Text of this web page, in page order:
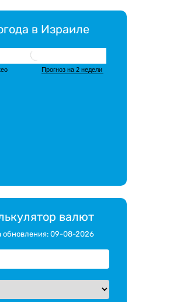
в Израиле
валют
обновления: 09-08-2026